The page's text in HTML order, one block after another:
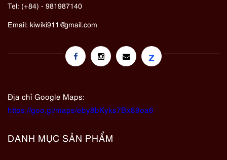
Tel: (+84) - 981987140
Email: kiwiki911@gmail.com
z
Địa chỉ Google Maps:
https://goo.gl/maps/eby8bKyks7Bx89oa6
DANH MỤC SẢN PHẨM